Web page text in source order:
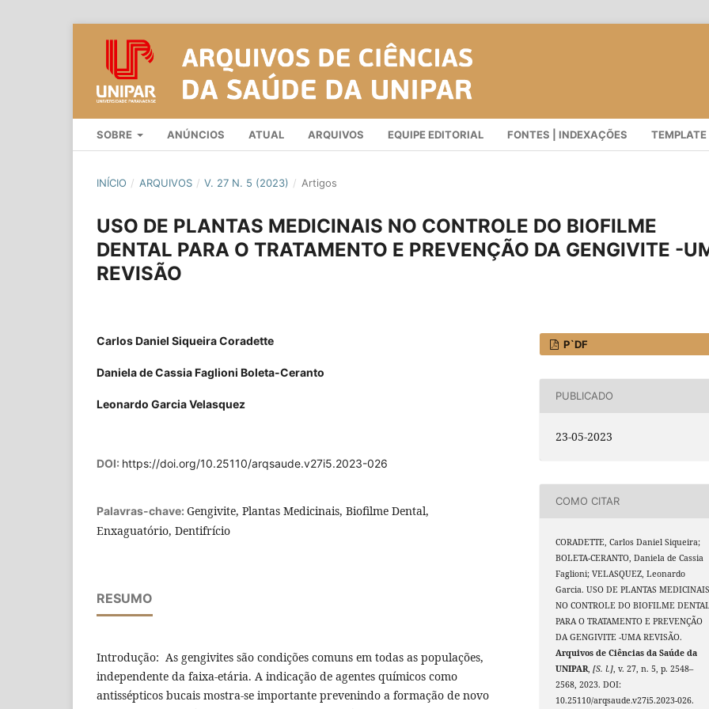
SOBRE ANÚNCIOS ATUAL ARQUIVOS EQUIPE EDITORIAL FONTES | INDEXAÇÕES TEMPLATE
INÍCIO / ARQUIVOS / V. 27 N. 5 (2023) / Artigos
USO DE PLANTAS MEDICINAIS NO CONTROLE DO BIOFILME
DENTAL PARA O TRATAMENTO E PREVENÇÃO DA GENGIVITE -
REVISÃO
Carlos Daniel Siqueira Coradette
Daniela de Cassia Faglioni Boleta-Ceranto
Leonardo Garcia Velasquez
DOI: https://doi.org/10.25110/arqsaude.v27i5.2023-026
Palavras-chave: Gengivite, Plantas Medicinais, Biofilme Dental,
Enxaguatório, Dentifrício
RESUMO
Introdução: As gengivites são condições comuns em todas as populações,
independente da faixa-etária. A indicação de agentes químicos como
antissépticos bucais mostra-se importante prevenindo a formação de novo
P`DF
PUBLICADO
23-05-2023
COMO CITAR
CORADETTE, Carlos Daniel Siqueira;
BOLETA-CERANTO, Daniela de Cassia
Faglioni; VELASQUEZ, Leonardo
Garcia. USO DE PLANTAS MEDICINAIS
NO CONTROLE DO BIOFILME DENTAL
PARA O TRATAMENTO E PREVENÇÃO
DA GENGIVITE -UMA REVISÃO.
Arquivos de Ciências da Saúde da
UNIPAR,[S. l.], v. 27, n. 5, p. 2548–
2568, 2023. DOI:
10.25110/arqsaude.v27i5.2023-026.